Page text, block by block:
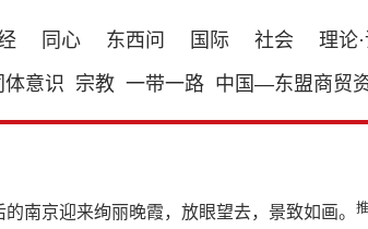
同心 东西问 国际 社会 理论
意识 宗教 一带一路 中国—东盟商贸
南京迎来绚丽晚霞，放眼望去，景致如画。